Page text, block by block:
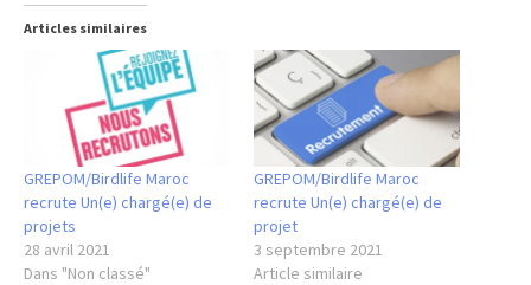
Articles similaires
GREPOM/Birdlife Maroc
recrute Un(e) chargé(e) de
projets
28 avril 2021
Dans "Non classé"
GREPOM/Birdlife Maroc
recrute Un(e) chargé(e) de
projet
3 septembre 2021
Article similaire